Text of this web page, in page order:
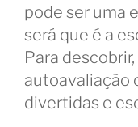
pode ser uma
será que é a
Para
autoavaliação
divertidas e